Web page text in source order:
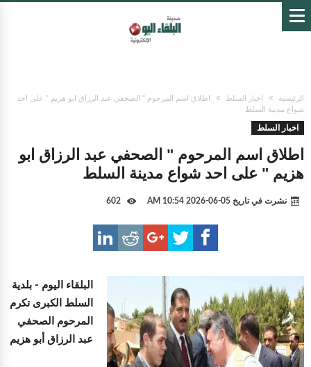
الرئيسية اخبار السلط
اطلاق اسم المرحوم " الصحفي عبد الرزاق ابو هزيم " على احد
شواع مدينة السلط
اخبار السلط
اطلاق اسم المرحوم " الصحفي عبد الرزاق ابو
هزيم " على احد شواع مدينة السلط
نشرت في تاريخ 05-06-2026 10:54 AM
البلقاء اليوم - بلدية
السلط الكبرى تكرم
المرحوم الصحفي
عبد الرزاق أبو هزيم